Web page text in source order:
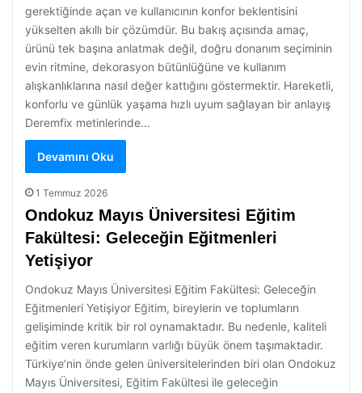
gerektiğinde açan ve kullanıcının konfor beklentisini
yükselten akıllı bir çözümdür. Bu bakış açısında amaç,
ürünü tek başına anlatmak değil, doğru donanım seçiminin
evin ritmine, dekorasyon bütünlüğüne ve kullanım
alışkanlıklarına nasıl değer kattığını göstermektir. Hareketli,
konforlu ve günlük yaşama hızlı uyum sağlayan bir anlayış
Deremfix metinlerinde…
Devamını Oku
1 Temmuz 2026
Ondokuz Mayıs Üniversitesi Eğitim
Fakültesi: Geleceğin Eğitmenleri
Yetişiyor
Ondokuz Mayıs Üniversitesi Eğitim Fakültesi: Geleceğin
Eğitmenleri Yetişiyor Eğitim, bireylerin ve toplumların
gelişiminde kritik bir rol oynamaktadır. Bu nedenle, kaliteli
eğitim veren kurumların varlığı büyük önem taşımaktadır.
Türkiye’nin önde gelen üniversitelerinden biri olan Ondokuz
Mayıs Üniversitesi, Eğitim Fakültesi ile geleceğin